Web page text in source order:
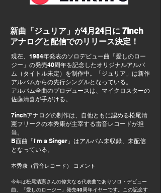
新曲「ジュリア」が4月24日に 7inch
アナログと配信でのリリース決定！
現在、1984年発表のソロデビュー曲「愛しのロー
ジー」の発売40周年を記念したオリジナルアルバ
ム（タイトル未定）を制作中。「ジュリア」は新作
アルバムからの先行シングルとなっている。
アルバム全曲のプロデュースは、マイクロスターの
佐藤清喜が手がける。
7inchアナログの制作は、自他ともに認める松尾清
憲フリークの本秀康が主宰する雷音レコードが担
当。
B面曲「I'm a Singer」はアルバム未収録、未配信
となっている。
本秀康（雷音レコード） コメント
今年は松尾清憲さんの偉大なる代表曲でありソロ・デビュー
曲、「愛しのロージー」発売40周年イヤーです。この記念す